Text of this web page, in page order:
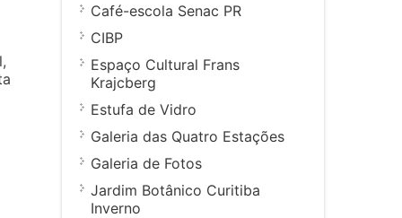
Café-escola Senac PR
CIBP
Espaço Cultural Frans
Krajcberg
Estufa de Vidro
Galeria das Quatro Estações
Galeria de Fotos
Jardim Botânico Curitiba
Inverno